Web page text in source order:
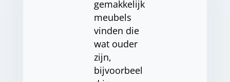
gemakkelijk
meubels
vinden die
wat ouder
zijn,
bijvoorbeel